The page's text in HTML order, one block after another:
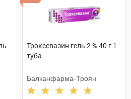
Троксевазин гель 2 % 40 г 1
туба
Балканфарма-Троян